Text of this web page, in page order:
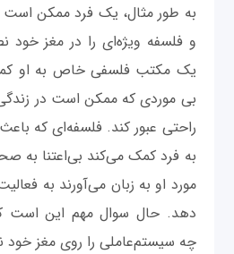
به طور مثال، یک فرد ممکن است
و فلسفه ویژه‌ای را در مغز
یک مکتب فلسفی خاص به او
بی موردی که ممکن است در
راحتی عبور کند. فلسفه‌ای که
به فرد کمک می‌کند بی‌اعتنا به
مورد او به زبان می‌آورند به
دهد. حال سوال مهم این است
چه سیستم‌عاملی را روی مغز